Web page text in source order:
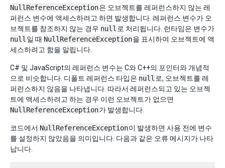
NullReferenceException은 오브젝트를 레퍼런스하지 않는 레
퍼런스 변수에 액세스하려고 하면 발생합니다. 레퍼런스 변수가 오
브젝트를 참조하지 않는 경우 null 로 처리됩니다. 런타임은 변수가
null 일 때 NullReferenceException을 표시하여 오브젝트에 액
세스하려고 함을 알립니다.
C# 및 JavaScript의 레퍼런스 변수는 C와 C++의 포인터와 개념적
으로 비슷합니다. 디폴트 레퍼런스 타입은 null 로, 오브젝트를 레
퍼런스하지 않음을 나타냅니다. 따라서 레퍼런스되고 있는 오브젝
트에 액세스하려고 하는 경우 이런 오브젝트가 없으면
NullReferenceException가 발생합니다.
코드에서 NullReferenceException이 발생하면 사용 전에 변수
를 설정하지 않았음을 의미입니다. 다음과 같은 오류 메시지가 나타
납니다.